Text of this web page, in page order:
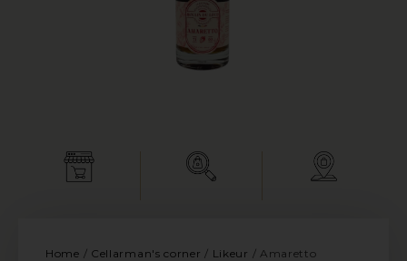
Home / Cellarman's corner / Likeur / Amaretto